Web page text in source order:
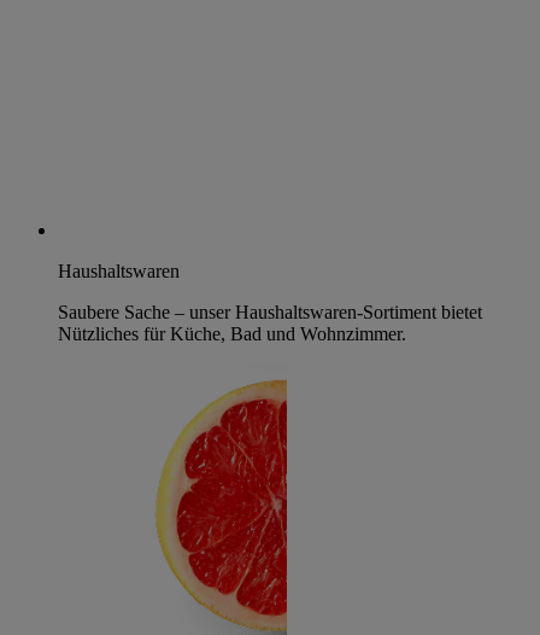
Haushaltswaren
Saubere Sache – unser Haushaltswaren-Sortiment bietet
Nützliches für Küche, Bad und Wohnzimmer.